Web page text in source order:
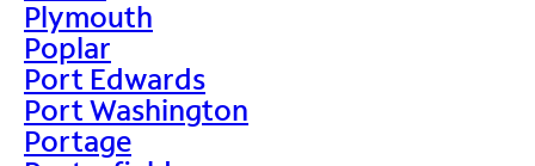
Plymouth
Poplar
Port Edwards
Port Washington
Portage